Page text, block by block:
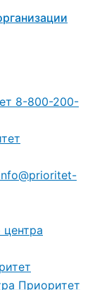
8-800-200-